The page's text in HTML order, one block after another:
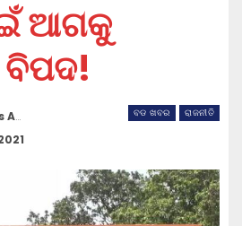
ଆଗକୁ
ବଡ ଖବର ରାଜନୀତି